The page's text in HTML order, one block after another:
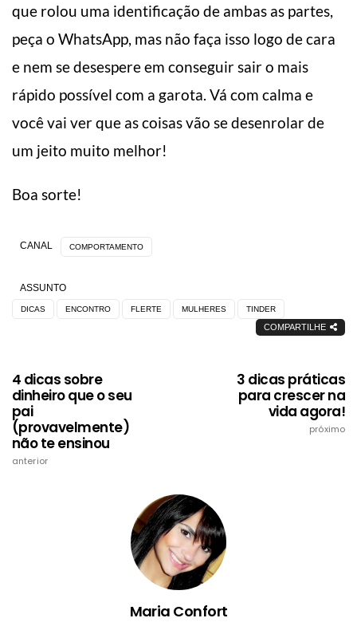
que rolou uma identificação de ambas as partes,
peça o WhatsApp, mas não faça isso logo de cara
e nem se desespere em conseguir sair o mais
rápido possível com a garota. Vá com calma e
você vai ver que as coisas vão se desenrolar de
um jeito muito melhor!
Boa sorte!
CANAL COMPORTAMENTO
ASSUNTO
DICAS ENCONTRO FLERTE MULHERES TINDER
COMPARTILHE
4 dicas sobre
dinheiro que o seu
pai
(provavelmente)
não te ensinou
anterior
3 dicas práticas
para crescer na
vida agora!
próximo
Maria Confort